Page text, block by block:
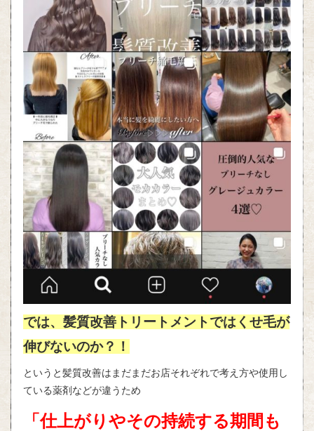
では、髪質改善トリートメントではくせ毛が
伸びないのか？！
というと髪質改善はまだまだお店それぞれで考え方や使用し
ている薬剤などが違うため
「仕上がりやその持続する期間も